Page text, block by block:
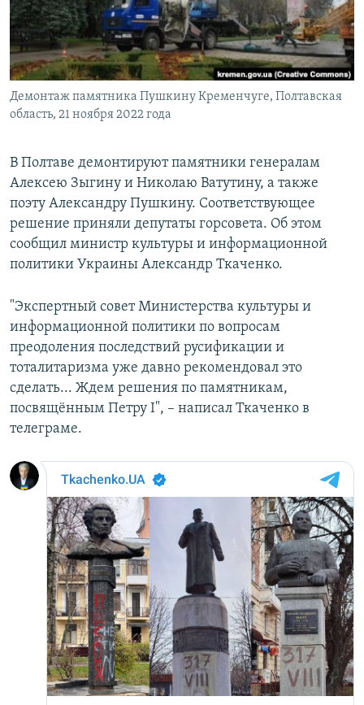
ПОБЕДИТЕЛЕЙ НЕ СУДЯТ?
КРЫМ.НЕПОКОРЕННЫЙ
ELIFBE
УКРАИНСКАЯ ПРОБЛЕМА КРЫМА
ПРИСОЕДИНЯЙТЕСЬ!
Все сайты RFE/RL
Демонтаж памятника Пушкину Кременчуге, Полтавская
область, 21 ноября 2022 года
В Полтаве демонтируют памятники генералам
Алексею Зыгину и Николаю Ватутину, а также
поэту Александру Пушкину. Соответствующее
решение приняли депутаты горсовета. Об этом
сообщил министр культуры и информационной
политики Украины Александр Ткаченко.
"Экспертный совет Министерства культуры и
информационной политики по вопросам
преодоления последствий русификации и
тоталитаризма уже давно рекомендовал это
сделать... Ждем решения по памятникам,
посвящённым Петру I", – написал Ткаченко в
телеграме.